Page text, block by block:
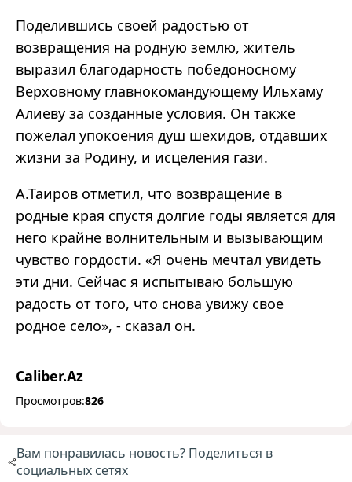
Поделившись своей радостью от
возвращения на родную землю, житель
выразил благодарность победоносному
Верховному главнокомандующему Ильхаму
Алиеву за созданные условия. Он также
пожелал упокоения душ шехидов, отдавших
жизни за Родину, и исцеления гази.
А.Таиров отметил, что возвращение в
родные края спустя долгие годы является для
него крайне волнительным и вызывающим
чувство гордости. «Я очень мечтал увидеть
эти дни. Сейчас я испытываю большую
радость от того, что снова увижу свое
родное село», - сказал он.
Caliber.Az
Просмотров:826
Вам понравилась новость? Поделиться в
социальных сетях